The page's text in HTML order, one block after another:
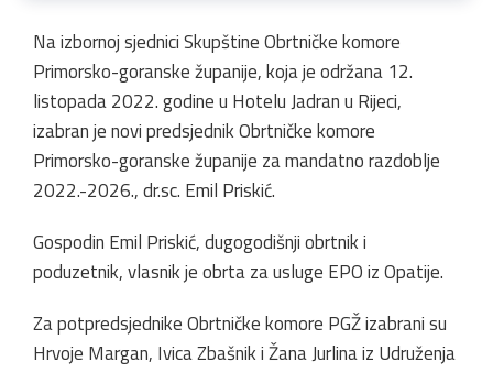
Na izbornoj sjednici Skupštine Obrtničke komore
Primorsko-goranske županije, koja je održana 12.
listopada 2022. godine u Hotelu Jadran u Rijeci,
izabran je novi predsjednik Obrtničke komore
Primorsko-goranske županije za mandatno razdoblje
2022.-2026., dr.sc. Emil Priskić.
Gospodin Emil Priskić, dugogodišnji obrtnik i
poduzetnik, vlasnik je obrta za usluge EPO iz Opatije.
Za potpredsjednike Obrtničke komore PGŽ izabrani su
Hrvoje Margan, Ivica Zbašnik i Žana Jurlina iz Udruženja